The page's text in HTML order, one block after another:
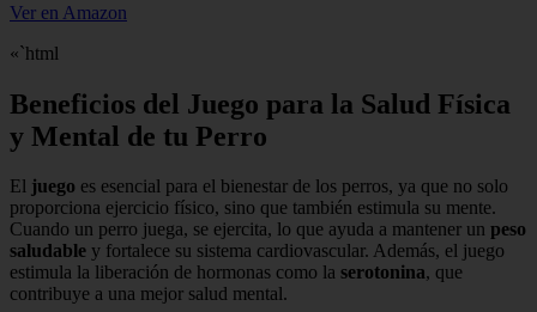
Ver en Amazon
«`html
Beneficios del Juego para la Salud Física
y Mental de tu Perro
El juego es esencial para el bienestar de los perros, ya que no solo
proporciona ejercicio físico, sino que también estimula su mente.
Cuando un perro juega, se ejercita, lo que ayuda a mantener un peso
saludable y fortalece su sistema cardiovascular. Además, el juego
estimula la liberación de hormonas como la serotonina, que
contribuye a una mejor salud mental.